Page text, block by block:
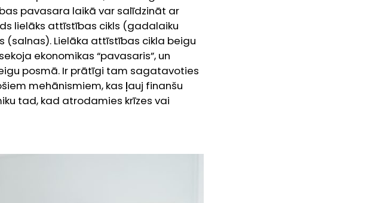
pavasara laikā var salīdzināt ar
lielāks attīstības cikls (gadalaiku
Lielāka attīstības cikla beigu
ekonomikas “pavasaris”, un
posmā. Ir prātīgi tam sagatavoties
mehānismiem, kas ļauj finanšu
tad, kad atrodamies krīzes vai